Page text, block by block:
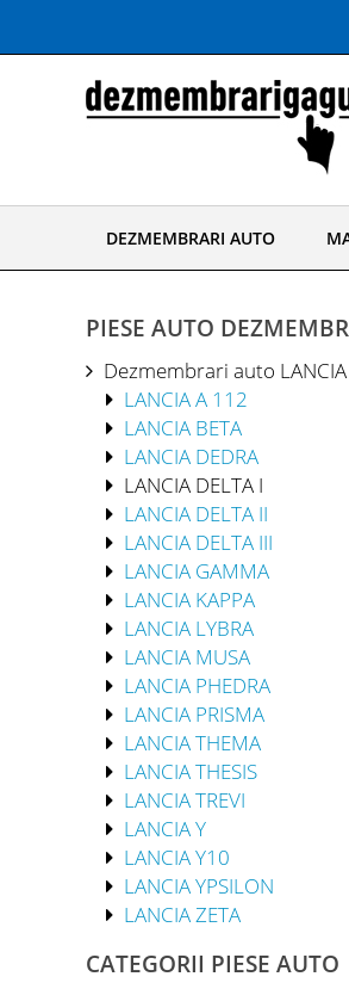
DEZMEMBRARI AUTO
PIESE AUTO
Dezmembrari auto LANCIA
LANCIA A 112
LANCIA BETA
LANCIA DEDRA
LANCIA DELTA I
LANCIA DELTA II
LANCIA DELTA III
LANCIA GAMMA
LANCIA KAPPA
LANCIA LYBRA
LANCIA MUSA
LANCIA PHEDRA
LANCIA PRISMA
LANCIA THEMA
LANCIA THESIS
LANCIA TREVI
LANCIA Y
LANCIA Y10
LANCIA YPSILON
LANCIA ZETA
CATEGORII PIESE AUTO